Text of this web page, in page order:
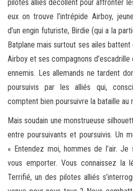
pilotes alliés décollent pour affronter
eux on trouve l’intrépide Airboy,
d’un engin futuriste, Birdie (qui a la
Batplane mais surtout ses ailes battent
Airboy et ses compagnons
ennemis. Les allemands ne tardent
poursuivis par les alliés qui,
comptent bien poursuivre la bataille au
Mais soudain une monstrueuse
entre poursuivants et poursuivis. Un
« Entendez moi, hommes de l’air.
vous emporter. Vous connaissez la
Terrifié, un des pilotes alliés